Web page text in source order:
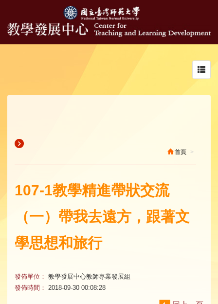
首頁
107-1教學精進帶狀交流
（一）帶我去遠方，跟著文
學思想和旅行
發佈單位： 教學發展中心教師專業發展組
發佈時間：
2018-09-30 00:08:28